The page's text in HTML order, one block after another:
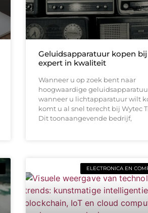
Geluidsapparatuur kopen bij
expert in kwaliteit
Wanneer u op zoek bent naar
hoogwaardige
wanneer u lichtapparatuur wilt
komt u al snel terecht bij Wytec
Dit toonaangevende bedrijf,
ELECTRONICA EN